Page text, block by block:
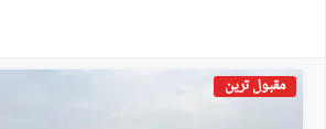
مقبول ترین